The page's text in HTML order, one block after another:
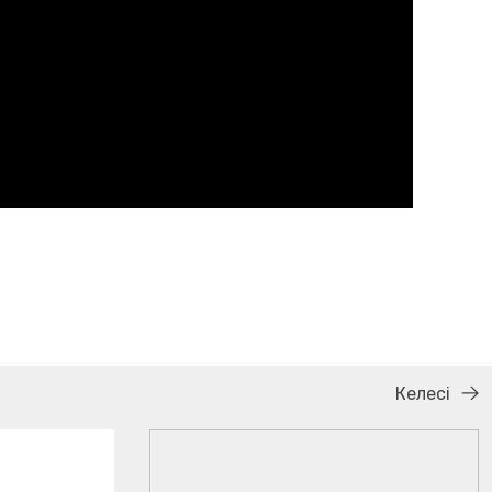
Келесі